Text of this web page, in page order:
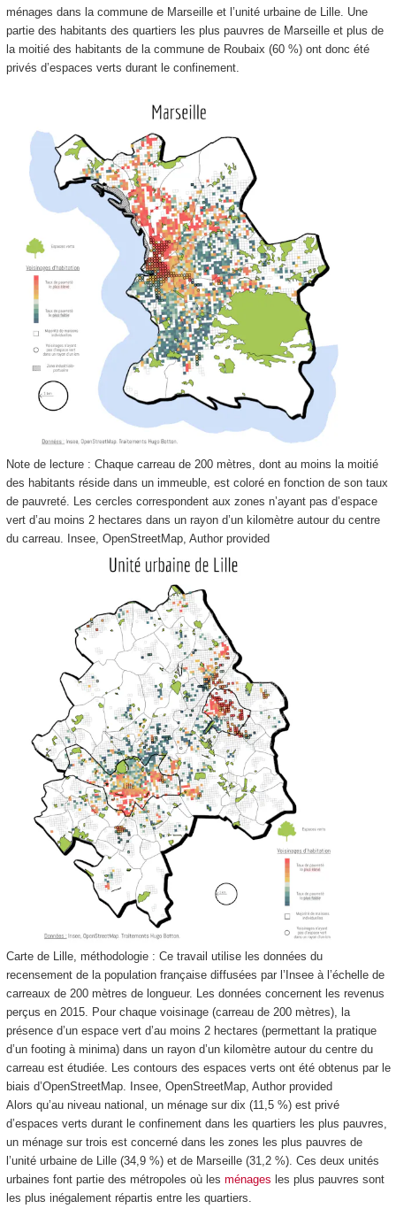
ménages dans la commune de Marseille et l’unité urbaine de Lille. Une
partie des habitants des quartiers les plus pauvres de Marseille et plus de
la moitié des habitants de la commune de Roubaix (60 %) ont donc été
privés d’espaces verts durant le confinement.
Note de lecture : Chaque carreau de 200 mètres, dont au moins la moitié
des habitants réside dans un immeuble, est coloré en fonction de son taux
de pauvreté. Les cercles correspondent aux zones n’ayant pas d’espace
vert d’au moins 2 hectares dans un rayon d’un kilomètre autour du centre
du carreau. Insee, OpenStreetMap, Author provided
Carte de Lille, méthodologie : Ce travail utilise les données du
recensement de la population française diffusées par l’Insee à l’échelle de
carreaux de 200 mètres de longueur. Les données concernent les revenus
perçus en 2015. Pour chaque voisinage (carreau de 200 mètres), la
présence d’un espace vert d’au moins 2 hectares (permettant la pratique
d’un footing à minima) dans un rayon d’un kilomètre autour du centre du
carreau est étudiée. Les contours des espaces verts ont été obtenus par le
biais d’OpenStreetMap. Insee, OpenStreetMap, Author provided
Alors qu’au niveau national, un ménage sur dix (11,5 %) est privé
d’espaces verts durant le confinement dans les quartiers les plus pauvres,
un ménage sur trois est concerné dans les zones les plus pauvres de
l’unité urbaine de Lille (34,9 %) et de Marseille (31,2 %). Ces deux unités
urbaines font partie des métropoles où les ménages les plus pauvres sont
les plus inégalement répartis entre les quartiers.